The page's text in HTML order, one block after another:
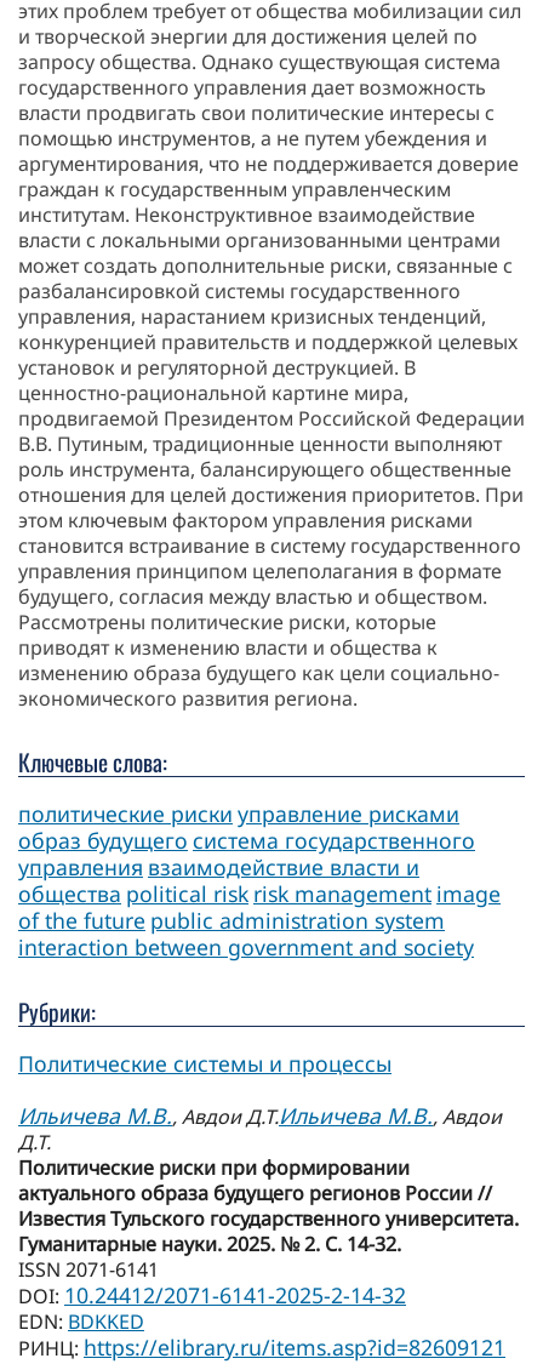
этих проблем требует от общества мобилизации сил
и творческой энергии для достижения целей по
запросу общества. Однако существующая система
государственного управления дает возможность
власти продвигать свои политические интересы с
помощью инструментов, а не путем убеждения и
аргументирования, что не поддерживается доверие
граждан к государственным управленческим
институтам. Неконструктивное взаимодействие
власти с локальными организованными центрами
может создать дополнительные риски, связанные с
разбалансировкой системы государственного
управления, нарастанием кризисных тенденций,
конкуренцией правительств и поддержкой целевых
установок и регуляторной деструкцией. В
ценностно-рациональной картине мира,
продвигаемой Президентом Российской Федерации
В.В. Путиным, традиционные ценности выполняют
роль инструмента, балансирующего общественные
отношения для целей достижения приоритетов. При
этом ключевым фактором управления рисками
становится встраивание в систему государственного
управления принципом целеполагания в формате
будущего, согласия между властью и обществом.
Рассмотрены политические риски, которые
приводят к изменению власти и общества к
изменению образа будущего как цели социально-
экономического развития региона.
Ключевые слова:
политические риски управление рисками
образ будущего система государственного
управления взаимодействие власти и
общества political risk risk management image
of the future public administration system
interaction between government and society
Рубрики:
Политические системы и процессы
Ильичева М.В., Авдои Д.Т.Ильичева М.В., Авдои
Д.Т.
Политические риски при формировании
актуального образа будущего регионов России //
Известия Тульского государственного университета.
Гуманитарные науки. 2025. № 2. С. 14-32.
ISSN 2071-6141
DOI: 10.24412/2071-6141-2025-2-14-32
EDN: BDKKED
РИНЦ: https://elibrary.ru/items.asp?id=82609121